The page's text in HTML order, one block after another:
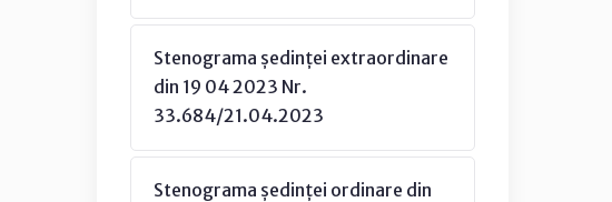
Stenograma ședinței extraordinare
din 19 04 2023 Nr.
33.684/21.04.2023
Stenograma ședinței ordinare din